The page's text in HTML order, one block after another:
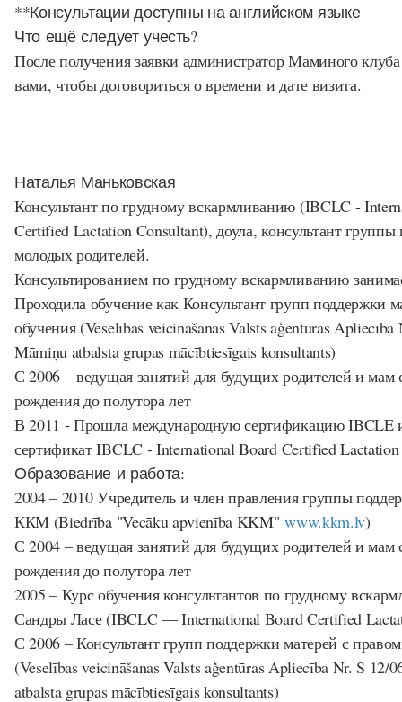
**Консультации доступны на английском языке
Что ещё следует учесть?
После получения заявки администратор Маминого клуба
вами, чтобы договориться о времени и дате визита.
Наталья Маньковская
Консультант по грудному вскармливанию (IBCLC -
Certified Lactation Consultant), доула, консультант
молодых родителей.
Консультированием по грудному вскармливанию
Проходила обучение как Консультант групп поддержки
обучения (Veselības veicināšanas Valsts aģentūras
Māmiņu atbalsta grupas mācībtiesīgais konsultants)
С 2006 – ведущая занятий для будущих родителей и мам
рождения до полутора лет
В 2011 - Прошла международную сертификацию IBCLE
сертификат IBCLC - International Board Certified
Образование и работа:
2004 – 2010 Учредитель и член правления группы
ККМ (Biedrība "Vecāku apvienība KKM"www.kkm.lv)
С 2004 – ведущая занятий для будущих родителей и мам
рождения до полутора лет
2005 – Курс обучения консультантов по грудному
Сандры Ласе (IBCLC — International Board Certified
С 2006 – Консультант групп поддержки матерей с
(Veselības veicināšanas Valsts aģentūras Apliecība Nr. S 12/
atbalsta grupas mācībtiesīgais konsultants)